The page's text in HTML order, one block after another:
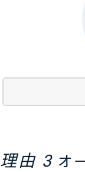
理由 3 オ